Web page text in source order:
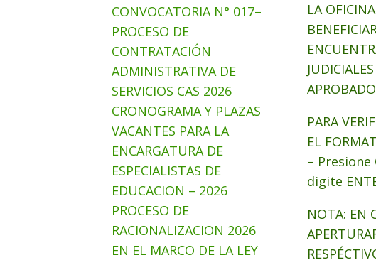
LA
PARA
EL
– Presione
digite
NOTA: EN
CONVOCATORIA N° 017–
PROCESO DE
CONTRATACIÓN
ADMINISTRATIVA DE
SERVICIOS CAS 2026
CRONOGRAMA Y PLAZAS
VACANTES PARA LA
ENCARGATURA DE
ESPECIALISTAS DE
EDUCACION – 2026
PROCESO DE
RACIONALIZACION 2026
EN EL MARCO DE LA LEY